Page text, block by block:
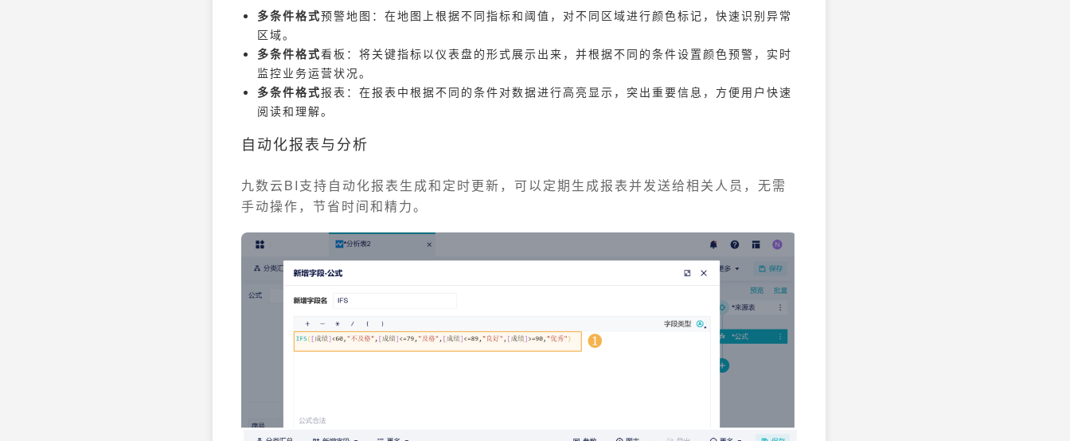
多条件格式预警地图：在地图上根据不同指标和阈值，对不同区域进行颜色标记，快速识别异常
区域。
多条件格式看板：将关键指标以仪表盘的形式展示出来，并根据不同的条件设置颜色预警，实时
监控业务运营状况。
多条件格式报表：在报表中根据不同的条件对数据进行高亮显示，突出重要信息，方便用户快速
阅读和理解。
自动化报表与分析
九数云BI支持自动化报表生成和定时更新，可以定期生成报表并发送给相关人员，无需
手动操作，节省时间和精力。